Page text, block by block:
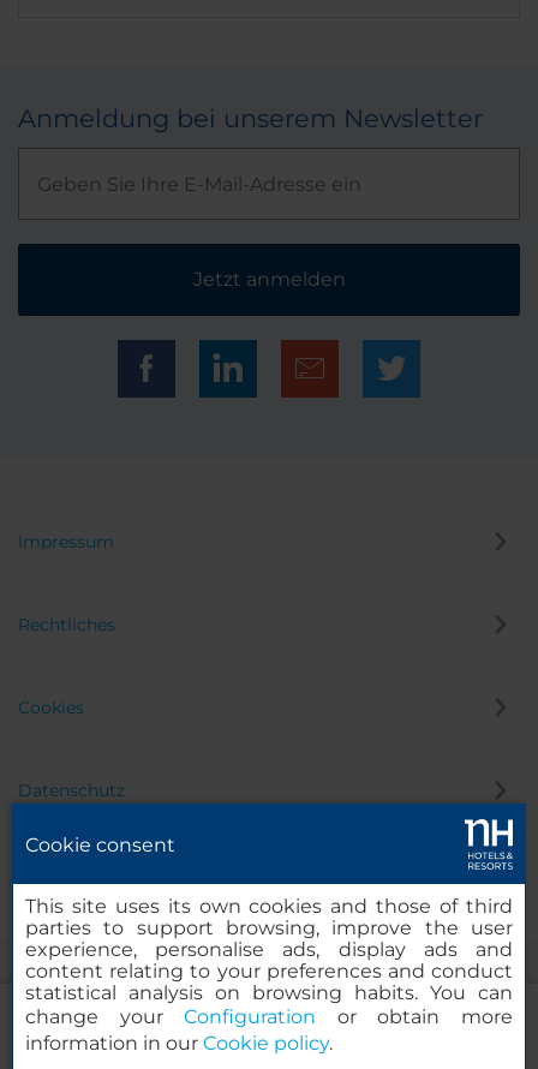
Anmeldung bei unserem Newsletter
Jetzt anmelden
Impressum
Rechtliches
Cookies
Datenschutz
Cookie consent
This site uses its own cookies and those of third
parties to support browsing, improve the user
experience, personalise ads, display ads and
content relating to your preferences and conduct
statistical analysis on browsing habits. You can
change yourConfiguration or obtain more
information in our Cookie policy.